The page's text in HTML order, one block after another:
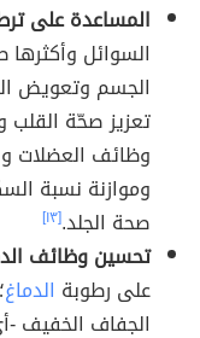
المساعدة على
السوائل
الجسم وتعويض
تعزيز صحّة القلب
وظائف العضلات
وموازنة نسبة
صحة الجلد.[١٣]
تحسين وظائف
على رطوبة الدماغ